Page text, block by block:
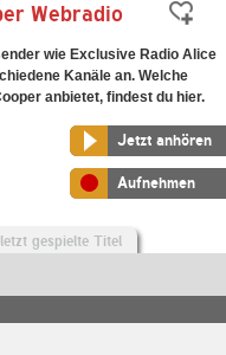
Webradio
wie Exclusive Radio Alice
Kanäle an. Welche
anbietet, findest du hier.
Jetzt anhören
Aufnehmen
gespielte Titel